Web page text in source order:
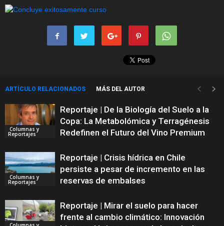
ARTÍCULO RELACIONADOS MÁS DEL AUTOR
Columnas y
Reportajes
Reportaje | De la Biología del Suelo a la
Copa: La Metabolómica y Terragénesis
Redefinen el Futuro del Vino Premium
Columnas y
Reportajes
Reportaje | Crisis hídrica en Chile
persiste a pesar de incremento en las
reservas de embalses
Reportaje | Mirar el suelo para hacer
frente al cambio climático: Innovación